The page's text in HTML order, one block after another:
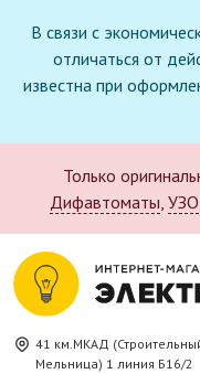
В связи с
отличаться от
известна при
Только
Дифавтоматы, УЗО
41 км.МКАД
Мельница) 1 линия Б16/2